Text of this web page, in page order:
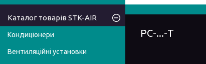
РС-...-Т
Каталог товарів STK-AIR
Кондиціонери
Вентиляційні установки